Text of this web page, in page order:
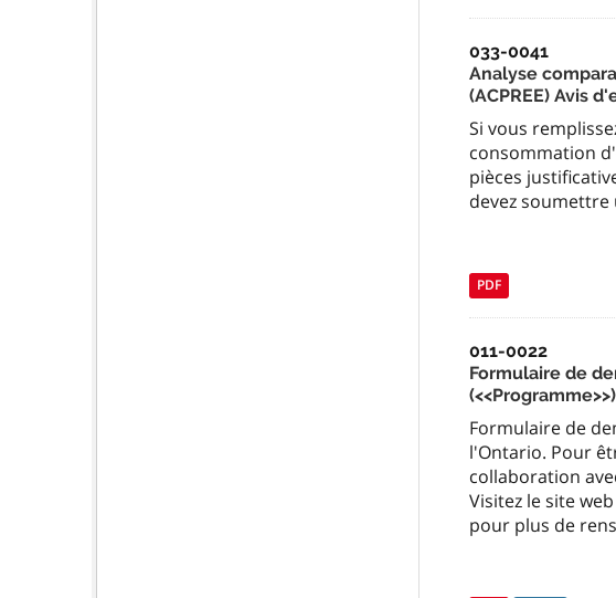
033-0041
Analyse
(ACPREE) Avis
Si vous
consommation
pièces
devez
PDF
011-0022
Formulaire de
(<<Programme>>)
Formulaire de
l'Ontario. Pour
collaboration
Visitez le site
pour plus de